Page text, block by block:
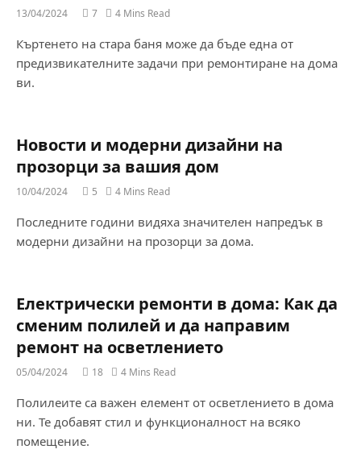
13/04/2024 7 4 Mins Read
Къртенето на стара баня може да бъде една от
предизвикателните задачи при ремонтиране на дома
ви.
Новости и модерни дизайни на
прозорци за вашия дом
10/04/2024 5 4 Mins Read
Последните години видяха значителен напредък в
модерни дизайни на прозорци за дома.
Електрически ремонти в дома: Как да
сменим полилей и да направим
ремонт на осветлението
05/04/2024 18 4 Mins Read
Полилеите са важен елемент от осветлението в дома
ни. Те добавят стил и функционалност на всяко
помещение.